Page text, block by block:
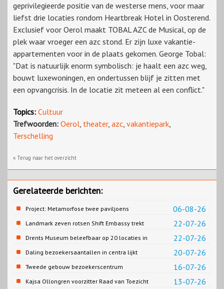
geprivilegieerde positie van de westerse mens, voor maar
liefst drie locaties rondom Heartbreak Hotel in Oosterend.
Exclusief voor Oerol maakt TOBAL AZC de Musical, op de
plek waar vroeger een azc stond. Er zijn luxe vakantie-
appartementen voor in de plaats gekomen. George Tobal:
"Dat is natuurlijk enorm symbolisch: je haalt een azc weg,
bouwt luxewoningen, en ondertussen blijf je zitten met
een opvangcrisis. In de locatie zit meteen al een conflict."
Topics: Cultuur
Trefwoorden: Oerol, theater, azc, vakantiepark,
Terschelling
« Terug naar het overzicht
Gerelateerde berichten:
06-08-26
Project: Metamorfose twee paviljoens
Biesbosch MuseumEiland
22-07-26
Landmark zeven rotsen Shift Embassy trekt
naar verwachting honderdduizenden
22-07-26
Drents Museum beleefbaar op 20 locaties in
Drenthe
20-07-26
Daling bezoekersaantallen in centra lijkt
gestopt
16-07-26
Tweede gebouw bezoekerscentrum
Loevestein dichterbij
13-07-26
Kajsa Ollongren voorzitter Raad van Toezicht